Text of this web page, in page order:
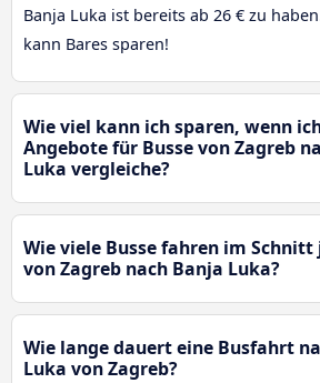
Banja Luka ist bereits ab 26 € zu
kann Bares sparen!
Wie viel kann ich sparen, wenn
Angebote für Busse von Zagreb
Luka vergleiche?
Wie viele Busse fahren im Schnitt
von Zagreb nach Banja Luka?
Wie lange dauert eine Busfahrt
Luka von Zagreb?